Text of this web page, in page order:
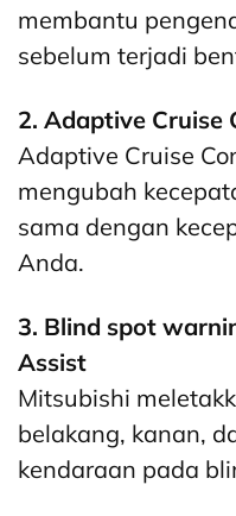
membantu
sebelum terjadi
2. Adaptive Cruise
Adaptive Cruise
mengubah
sama dengan
Anda.
3. Blind spot
Assist
Mitsubishi
belakang, kanan,
kendaraan pada